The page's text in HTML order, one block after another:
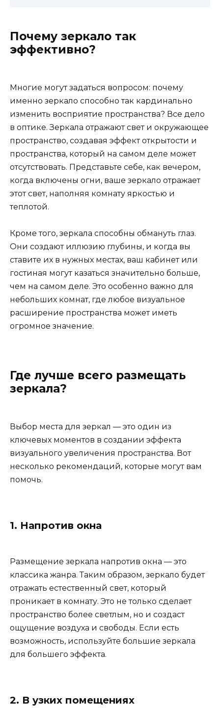
Почему зеркало так
эффективно?
Многие могут задаться вопросом: почему
именно зеркало способно так кардинально
изменить восприятие пространства? Все дело
в оптике. Зеркала отражают свет и окружающее
пространство, создавая эффект открытости и
пространства, который на самом деле может
отсутствовать. Представьте себе, как вечером,
когда включены огни, ваше зеркало отражает
этот свет, наполняя комнату яркостью и
теплотой.
Кроме того, зеркала способны обмануть глаз.
Они создают иллюзию глубины, и когда вы
ставите их в нужных местах, ваш кабинет или
гостиная могут казаться значительно больше,
чем на самом деле. Это особенно важно для
небольших комнат, где любое визуальное
расширение пространства может иметь
огромное значение.
Где лучше всего размещать
зеркала?
Выбор места для зеркал — это один из
ключевых моментов в создании эффекта
визуального увеличения пространства. Вот
несколько рекомендаций, которые могут вам
помочь.
1. Напротив окна
Размещение зеркала напротив окна — это
классика жанра. Таким образом, зеркало будет
отражать естественный свет, который
проникает в комнату. Это не только сделает
пространство более светлым, но и создаст
ощущение воздуха и свободы. Если есть
возможность, используйте большие зеркала
для большего эффекта.
2. В узких помещениях